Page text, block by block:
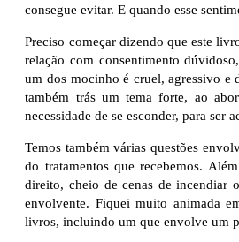
consegue evitar. E quando esse
Preciso começar dizendo que este
relação com consentimento
um dos mocinho é cruel, agressivo e
também trás um tema forte, ao
necessidade de se esconder, para ser
Temos também várias questões
do tratamentos que recebemos.
direito, cheio de cenas de incendiar
envolvente. Fiquei muito animada
livros, incluindo um que envolve um